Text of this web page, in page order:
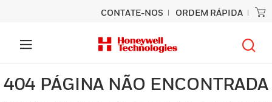
CONTATE-NOS ORDEM RÁPIDA
404 PÁGINA NÃO ENCONTRADA